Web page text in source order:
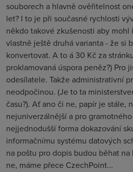
souborech a hlavně ověřitelnost
let? I to je při současné rychlosti
někdo takové zkušenosti aby mohl
vlastně ještě druhá varianta - že si
konvertovat. A to á 30 Kč za
proklamovaná úspora peněz?) Pro
odesílatele. Takže administrativní
neodpočinou. (Je to ta
času?). Ať ano či ne, papír je stále,
nejuniverzálnější a pro
nejjednodušší forma dokazování
informačnímu systému datových
na poštu pro dopis budou běhat
ne, máme přece CzechPoint...